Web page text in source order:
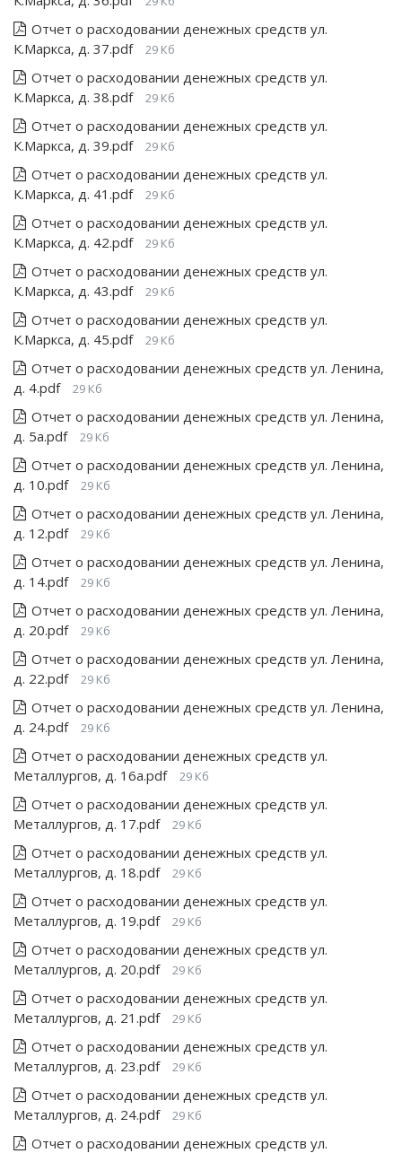
Отчет о расходовании денежных средств ул.
К.Маркса, д. 37.pdf
29 Кб
Отчет о расходовании денежных средств ул.
К.Маркса, д. 38.pdf
29 Кб
Отчет о расходовании денежных средств ул.
К.Маркса, д. 39.pdf
29 Кб
Отчет о расходовании денежных средств ул.
К.Маркса, д. 41.pdf
29 Кб
Отчет о расходовании денежных средств ул.
К.Маркса, д. 42.pdf
29 Кб
Отчет о расходовании денежных средств ул.
К.Маркса, д. 43.pdf
29 Кб
Отчет о расходовании денежных средств ул.
К.Маркса, д. 45.pdf
29 Кб
Отчет о расходовании денежных средств ул. Ленина,
д. 4.pdf
29 Кб
Отчет о расходовании денежных средств ул. Ленина,
д. 5а.pdf
29 Кб
Отчет о расходовании денежных средств ул. Ленина,
д. 10.pdf
29 Кб
Отчет о расходовании денежных средств ул. Ленина,
д. 12.pdf
29 Кб
Отчет о расходовании денежных средств ул. Ленина,
д. 14.pdf
29 Кб
Отчет о расходовании денежных средств ул. Ленина,
д. 20.pdf
29 Кб
Отчет о расходовании денежных средств ул. Ленина,
д. 22.pdf
29 Кб
Отчет о расходовании денежных средств ул. Ленина,
д. 24.pdf
29 Кб
Отчет о расходовании денежных средств ул.
Металлургов, д. 16а.pdf
29 Кб
Отчет о расходовании денежных средств ул.
Металлургов, д. 17.pdf
29 Кб
Отчет о расходовании денежных средств ул.
Металлургов, д. 18.pdf
29 Кб
Отчет о расходовании денежных средств ул.
Металлургов, д. 19.pdf
29 Кб
Отчет о расходовании денежных средств ул.
Металлургов, д. 20.pdf
29 Кб
Отчет о расходовании денежных средств ул.
Металлургов, д. 21.pdf
29 Кб
Отчет о расходовании денежных средств ул.
Металлургов, д. 23.pdf
29 Кб
Отчет о расходовании денежных средств ул.
Металлургов, д. 24.pdf
29 Кб
Отчет о расходовании денежных средств ул.